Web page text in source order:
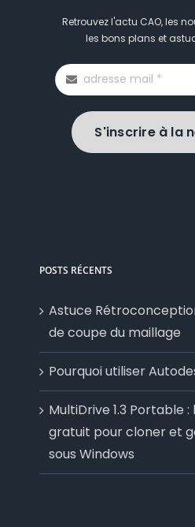
Retrouvez l'actu CAO, les
les bons plans et
S'inscrire à la
POSTS RÉCENTS
Astuce
de coupe du maillage
Pourquoi utiliser
MultiDrive 1.3 Portable
gratuit pour cloner et
sous Windows